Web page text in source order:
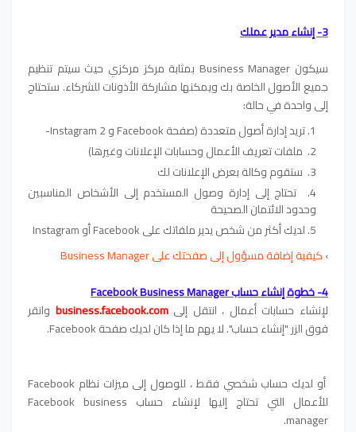
3- إنشاء مدير عملك
سيكون Business Manager بمثابة مركز مركزي حيث سيتم تنظيم
جميع الأصول الخاصة بك ويمكنها مشاركة الأذونات للشركاء. ستحتاج
إلى واحدة في حالة:
تريد إدارة أصول متعددة (صفحة Facebook و Instagram 2-
ملفات تعريف الأعمال وحسابات الإعلانات وغيرها)
ستقوم وكالة بعرض الإعلانات لك
تحتاج إلى إدارة وصول المستخدم إلى الأشخاص المناسبين
وحدود الائتمان الصحيحة
لديك أكثر من شخص يدير ملفاتك على Facebook أو Instagram
›كيفية إضافة مسؤول إلى صفحتك على Business Manager
4- خطوة إنشاء حساب Facebook Business Manager
لإنشاء حسابات أعمال ، انتقل إلىbusiness.facebook.com وانقر
فوق الزر "إنشاء حساب". لا يهم ما إذا كان لديك صفحة Facebook.
أو لديك حساب شخصي فقط ، للوصول إلى ميزات نظام Facebook
للأعمال التي تحتاج إليها لإنشاء حساب Facebook business
manager.